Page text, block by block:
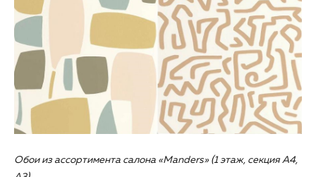
Обои из ассортимента салона «Manders» (1 этаж, секция А4,